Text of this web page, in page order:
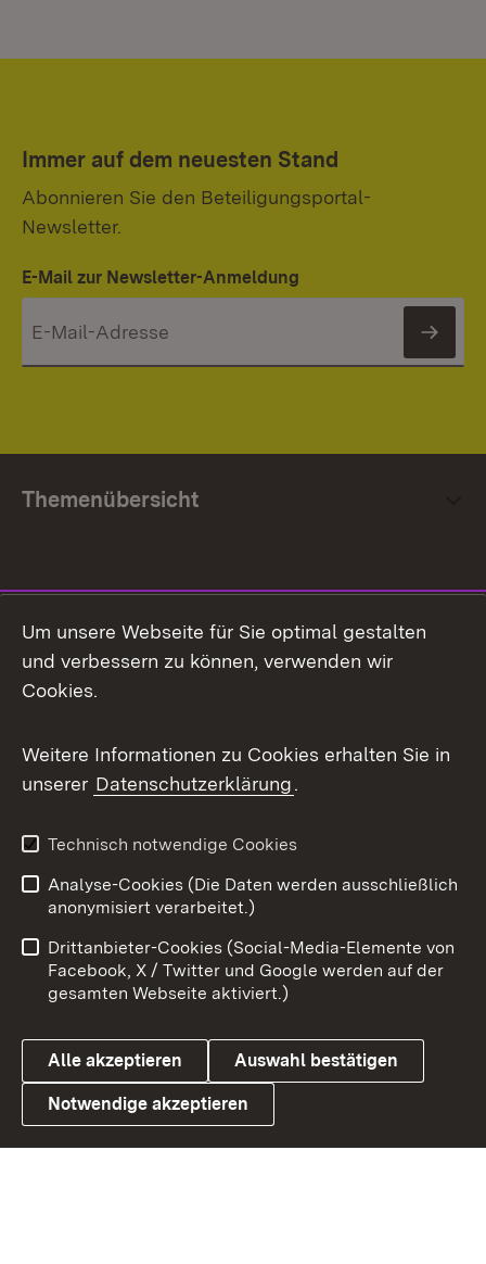
Immer auf dem neuesten Stand
Abonnieren Sie den Beteiligungsportal-
Newsletter.
E-Mail zur Newsletter-Anmeldung
Themenübersicht
Facebook
X / Twitter
Youtube
Link zum Landesportal
Impressum
Kontakt
Barrierefreiheit
Datenschutz
Cookies
Um unsere Webseite für Sie optimal gestalten
und verbessern zu können, verwenden wir
Cookies.
Weitere Informationen zu Cookies erhalten Sie in
unserer Datenschutzerklärung.
Technisch notwendige Cookies
Analyse-Cookies (Die Daten werden ausschließlich
anonymisiert verarbeitet.)
Drittanbieter-Cookies (Social-Media-Elemente von
Facebook, X / Twitter und Google werden auf der
gesamten Webseite aktiviert.)
Alle akzeptieren Auswahl bestätigen
Notwendige akzeptieren